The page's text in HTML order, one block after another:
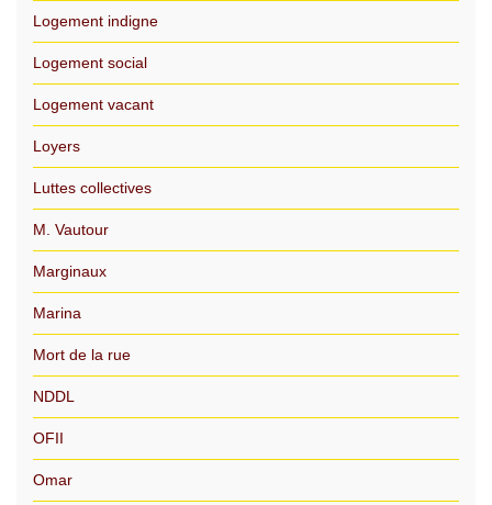
Logement indigne
Logement social
Logement vacant
Loyers
Luttes collectives
M. Vautour
Marginaux
Marina
Mort de la rue
NDDL
OFII
Omar